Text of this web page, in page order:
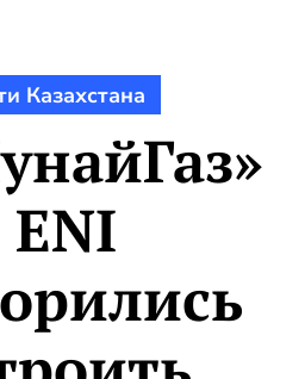
Казахстана